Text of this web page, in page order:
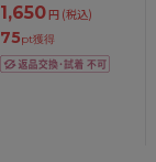
1,650円 (税込)
75pt獲得